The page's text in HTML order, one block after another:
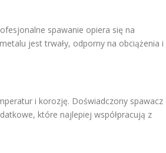
spawanie opiera się na
jest trwały, odporny na obciążenia i
i korozję. Doświadczony spawacz
które najlepiej współpracują z